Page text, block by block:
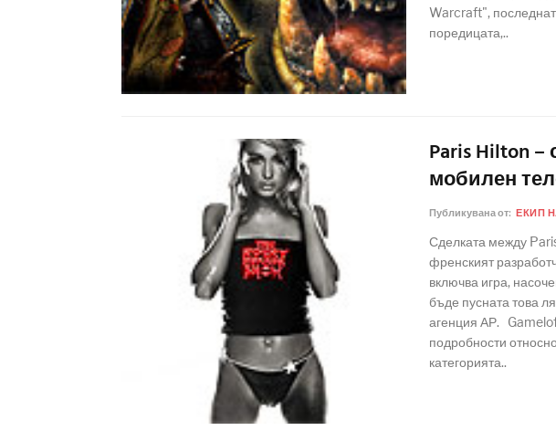
Warcraft",
поредицата,..
Paris Hilton
мобилен
Публикувана от: ЕКИП
Сделката между
френският
включва игра,
бъде пусната това
агенция АР.
подробности
категорията..